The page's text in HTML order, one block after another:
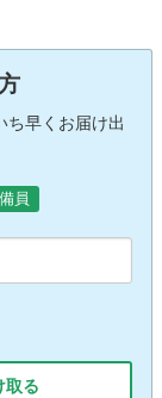
ち早くお届け出
員
取る